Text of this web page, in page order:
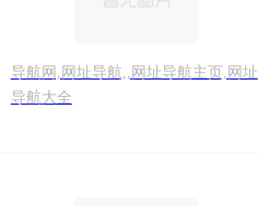
导航网,网址导航,,网址导航主页,网址
导航大全